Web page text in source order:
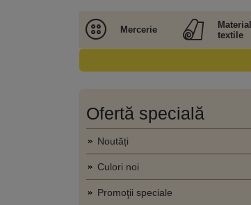
Mercerie
textile
Ofertă specială
Noutăți
Culori noi
Promoţii speciale